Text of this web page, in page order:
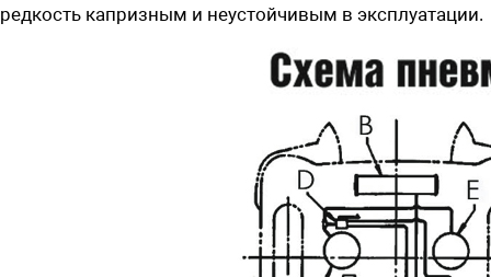
редкость капризным и неустойчивым в эксплуатации.